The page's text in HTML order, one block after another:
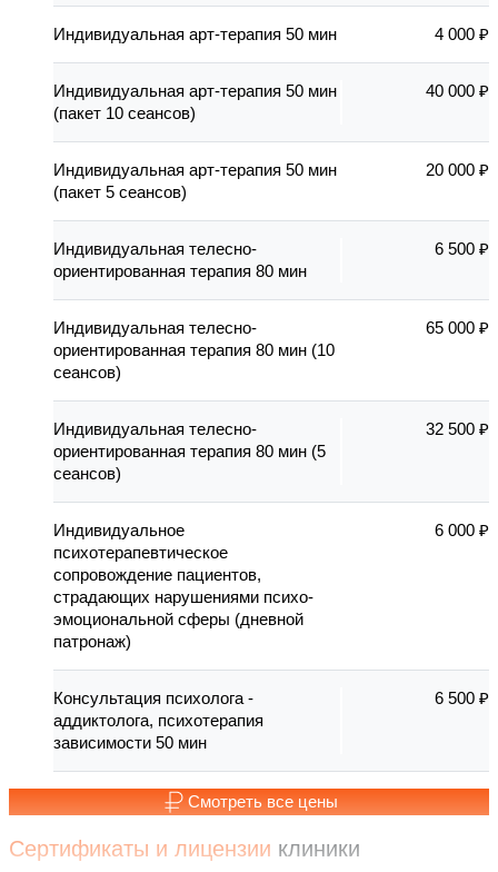
Индивидуальная арт-терапия 50 мин 4 000 ₽
Индивидуальная арт-терапия 50 мин
(пакет 10 сеансов)
40 000 ₽
Индивидуальная арт-терапия 50 мин
(пакет 5 сеансов)
20 000 ₽
Индивидуальная телесно-
ориентированная терапия 80 мин
6 500 ₽
Индивидуальная телесно-
ориентированная терапия 80 мин (10
сеансов)
65 000 ₽
Индивидуальная телесно-
ориентированная терапия 80 мин (5
сеансов)
32 500 ₽
Индивидуальное
психотерапевтическое
сопровождение пациентов,
страдающих нарушениями психо-
эмоциональной сферы (дневной
патронаж)
6 000 ₽
Консультация психолога -
аддиктолога, психотерапия
зависимости 50 мин
6 500 ₽
Смотреть все цены
Сертификаты и лицензии клиники